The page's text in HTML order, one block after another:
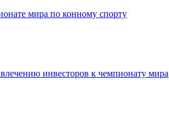
мира по конному спорту
инвесторов к чемпионату мира